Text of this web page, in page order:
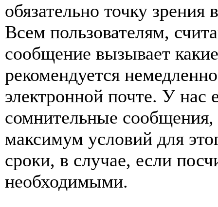
обязательно точку
Всем пользователям,
сообщение вызывает
рекомендуется
электронной почте. У нас
сомнительные
максимум условий для
сроки, в случае, если
необходимыми.